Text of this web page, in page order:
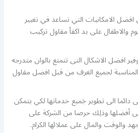
الامكانيات التي تساعد في تغيير
والاطفال على يد اكفأ مقاول تركيب
افضل الاشكال التى تتمتع بالوان متدرجه
لجميع الغرف من قبل افضل مقاول
دائما الى تطوير جَميع خدماتها لكي يتمكن
أفضلها وذلِك حرصا من الشركة على
والوقت والمال على عملائها الكرام.